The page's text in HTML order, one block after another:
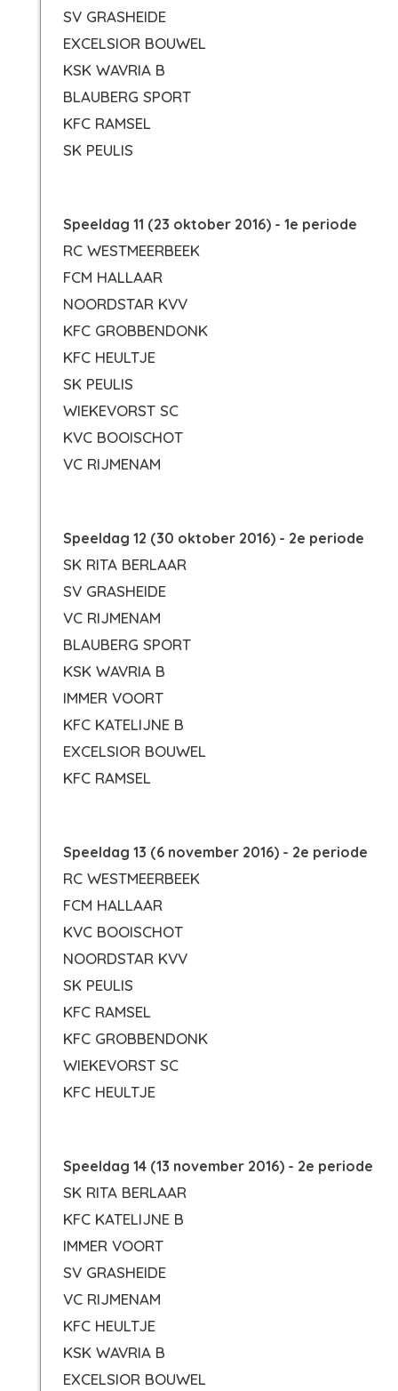
SV GRASHEIDE
EXCELSIOR BOUWEL
KSK WAVRIA B
BLAUBERG SPORT
KFC RAMSEL
SK PEULIS
Speeldag 11 (23 oktober 2016) - 1e periode
RC WESTMEERBEEK
FCM HALLAAR
NOORDSTAR KVV
KFC GROBBENDONK
KFC HEULTJE
SK PEULIS
WIEKEVORST SC
KVC BOOISCHOT
VC RIJMENAM
Speeldag 12 (30 oktober 2016) - 2e periode
SK RITA BERLAAR
SV GRASHEIDE
VC RIJMENAM
BLAUBERG SPORT
KSK WAVRIA B
IMMER VOORT
KFC KATELIJNE B
EXCELSIOR BOUWEL
KFC RAMSEL
Speeldag 13 (6 november 2016) - 2e periode
RC WESTMEERBEEK
FCM HALLAAR
KVC BOOISCHOT
NOORDSTAR KVV
SK PEULIS
KFC RAMSEL
KFC GROBBENDONK
WIEKEVORST SC
KFC HEULTJE
Speeldag 14 (13 november 2016) - 2e periode
SK RITA BERLAAR
KFC KATELIJNE B
IMMER VOORT
SV GRASHEIDE
VC RIJMENAM
KFC HEULTJE
KSK WAVRIA B
EXCELSIOR BOUWEL